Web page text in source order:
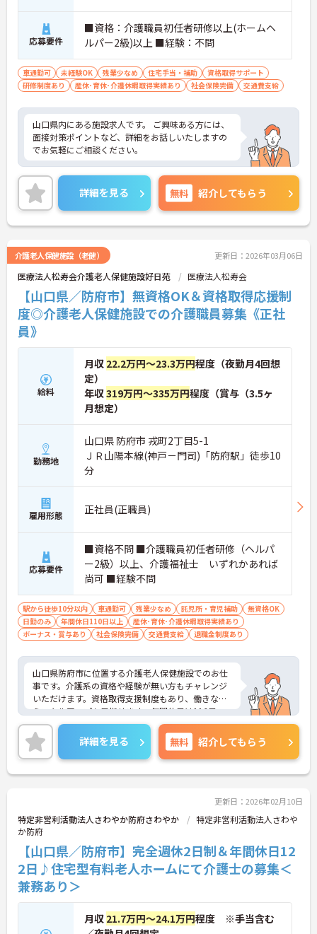
応募要件
■資格：介護職員初任者研修以上(ホームヘ
ルパー2級)以上 ■経験：不問
車通勤可 未経験OK 残業少なめ 住宅手当・補助
資格取得サポート
研修制度あり
産休･育休･介護休暇取得実績あり 社会保険完備 交通費支給
山口県内にある施設求人です。 ご興味ある方には、
面接対策ポイントなど、詳細をお話しいたしますの
でお気軽にご相談ください。
詳細を見る 無料 紹介してもらう
介護老人保健施設（老健） 更新日：2026年03月06日
医療法人松寿会介護老人保健施設好日苑 医療法人松寿会
【山口県／防府市】無資格OK＆資格取得応援制
度◎介護老人保健施設での介護職員募集《正社
員》
給料
月収 22.2万円～23.3万円程度（夜勤月4回想
定）
年収319万円～335万円程度（賞与（3.5ヶ
月想定）
勤務地
山口県 防府市 戎町2丁目5-1
ＪＲ山陽本線(神戸－門司)「防府駅」徒歩10
分
雇用形態 正社員(正職員)
応募要件
■資格不問 ■介護職員初任者研修（ヘルパ
ー2級）以上、介護福祉士 いずれかあれば
尚可 ■経験不問
駅から徒歩10分以内 車通勤可 残業少なめ 託児所・育児補助
無資格OK
日勤のみ
年間休日110日以上
産休･育休･介護休暇取得実績あり
ボーナス・賞与あり
社会保険完備 交通費支給 退職金制度あり
山口県防府市に位置する介護老人保健施設でのお仕
事です。介護系の資格や経験が無い方もチャレンジ
いただけます。資格取得支援制度もあり、働きなが
らスキルアップも目指せます。年間休日は116日、
残業も少なく、ワークライフバランスも重視した働
き方が叶います。ご興味のある方には、面接対策ポ
イントなど、さらに詳細をお話しいたしますのでお
気軽にご相談ください！
詳細を見る 無料 紹介してもらう
更新日：2026年02月10日
特定非営利活動法人さわやか防府さわやか
特定非営利活動法人さわや
か防府
【山口県／防府市】完全週休2日制＆年間休日12
2日♪住宅型有料老人ホームにて介護士の募集＜
兼務あり＞
月収 21.7万円～24.1万円程度 ※手当含む